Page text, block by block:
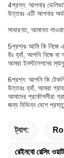
4প্রশ্ন: আপনার
উত্তরঃ এটি আপনার
সাধারণত, আমানত
5প্রশ্নঃ আমি কি নিজে
উঃ হ্যাঁ, আপনি নিজে বা
আমরা ইনস্টলেশনের
6প্রশ্ন: আপনি কি
উত্তরঃ হ্যাঁ, আমরা
আমাদের প্রকৌশলীরা
জন্য বিভিন্ন দেশে
ট্যাগ:
রেইনবো রেসিং